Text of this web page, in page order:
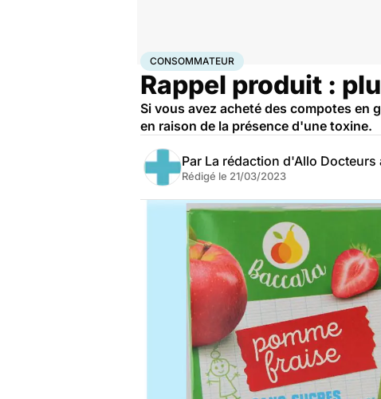
AccueilSantéConsommateur
CONSOMMATEUR
Rappel produit :
Si vous avez acheté des compotes
en raison de la présence d'une toxine.
Par La rédaction d'Allo Docteurs
Rédigé le 21/03/2023